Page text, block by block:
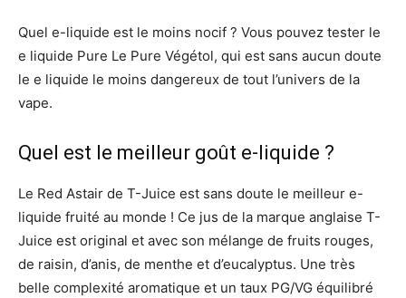
Quel e-liquide est le moins nocif ? Vous pouvez tester le
e liquide Pure Le Pure Végétol, qui est sans aucun doute
le e liquide le moins dangereux de tout l’univers de la
vape.
Quel est le meilleur goût e-liquide ?
Le Red Astair de T-Juice est sans doute le meilleur e-
liquide fruité au monde ! Ce jus de la marque anglaise T-
Juice est original et avec son mélange de fruits rouges,
de raisin, d’anis, de menthe et d’eucalyptus. Une très
belle complexité aromatique et un taux PG/VG équilibré